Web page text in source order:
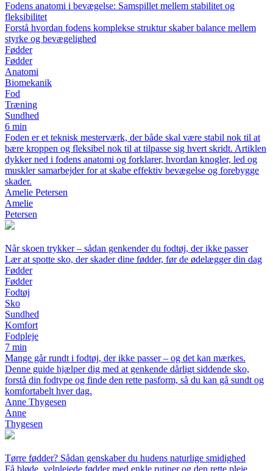
Fodens anatomi i bevægelse: Samspillet mellem stabilitet og
fleksibilitet
Forstå hvordan fodens komplekse struktur skaber balance mellem
styrke og bevægelighed
Fødder
Fødder
Anatomi
Biomekanik
Fod
Træning
Sundhed
6 min
Foden er et teknisk mesterværk, der både skal være stabil nok til at
bære kroppen og fleksibel nok til at tilpasse sig hvert skridt. Artiklen
dykker ned i fodens anatomi og forklarer, hvordan knogler, led og
muskler samarbejder for at skabe effektiv bevægelse og forebygge
skader.
Amelie Petersen
Amelie
Petersen
Når skoen trykker – sådan genkender du fodtøj, der ikke passer
Lær at spotte sko, der skader dine fødder, før de ødelægger din dag
Fødder
Fødder
Fodtøj
Sko
Sundhed
Komfort
Fodpleje
7 min
Mange går rundt i fodtøj, der ikke passer – og det kan mærkes.
Denne guide hjælper dig med at genkende dårligt siddende sko,
forstå din fodtype og finde den rette pasform, så du kan gå sundt og
komfortabelt hver dag.
Anne Thygesen
Anne
Thygesen
Tørre fødder? Sådan genskaber du hudens naturlige smidighed
Få bløde, velplejede fødder med enkle rutiner og den rette pleje